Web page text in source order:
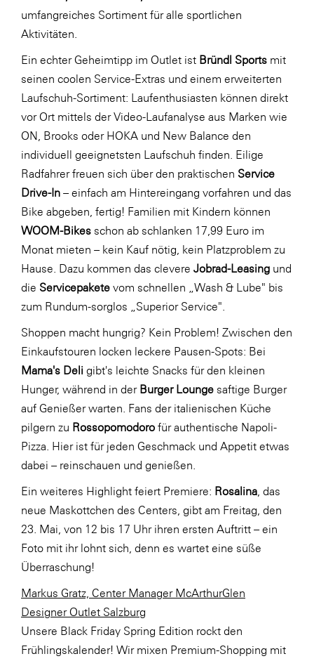
umfangreiches Sortiment für alle sportlichen
Aktivitäten.
Ein echter Geheimtipp im Outlet ist Bründl Sports mit
seinen coolen Service-Extras und einem erweiterten
Laufschuh-Sortiment: Laufenthusiasten können direkt
vor Ort mittels der Video-Laufanalyse aus Marken wie
ON, Brooks oder HOKA und New Balance den
individuell geeignetsten Laufschuh finden. Eilige
Radfahrer freuen sich über den praktischen Service
Drive-In – einfach am Hintereingang vorfahren und das
Bike abgeben, fertig! Familien mit Kindern können
WOOM-Bikes schon ab schlanken 17,99 Euro im
Monat mieten – kein Kauf nötig, kein Platzproblem zu
Hause. Dazu kommen das clevere Jobrad-Leasing und
die Servicepakete vom schnellen „Wash & Lube" bis
zum Rundum-sorglos „Superior Service".
Shoppen macht hungrig? Kein Problem! Zwischen den
Einkaufstouren locken leckere Pausen-Spots: Bei
Mama's Deli gibt's leichte Snacks für den kleinen
Hunger, während in der Burger Lounge saftige Burger
auf Genießer warten. Fans der italienischen Küche
pilgern zu Rossopomodoro für authentische Napoli-
Pizza. Hier ist für jeden Geschmack und Appetit etwas
dabei – reinschauen und genießen.
Ein weiteres Highlight feiert Premiere: Rosalina , das
neue Maskottchen des Centers, gibt am Freitag, den
23. Mai, von 12 bis 17 Uhr ihren ersten Auftritt – ein
Foto mit ihr lohnt sich, denn es wartet eine süße
Überraschung!
Markus Gratz, Center Manager McArthurGlen
Designer Outlet Salzburg
Unsere Black Friday Spring Edition rockt den
Frühlingskalender! Wir mixen Premium-Shopping mit